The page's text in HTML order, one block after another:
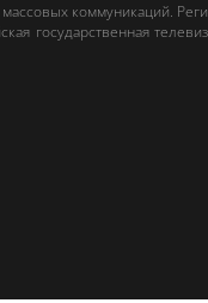
коммуникаций.
государственная